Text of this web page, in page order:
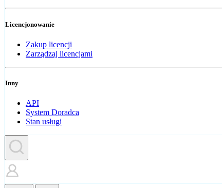
Licencjonowanie
Zakup licencji
Zarządzaj licencjami
Inny
API
System Doradca
Stan usługi